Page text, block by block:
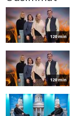
120 min
120 min